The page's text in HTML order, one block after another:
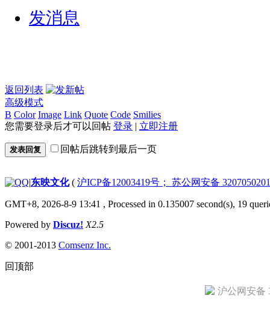
发消息
返回列表
高级模式
B Color Image Link Quote Code Smilies
您需要登录后才可以回帖 登录 | 立即注册
发表回复 回帖后跳转到最后一页
|东映文化( 沪ICP备12003419号； 苏公网安备
GMT+8, 2026-8-9 13:41 , Processed in 0.135007 second(s), 19
Powered by Discuz! X2.5
© 2001-2013 Comsenz Inc.
回顶部
沪公网安备